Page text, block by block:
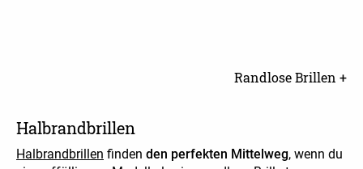
Randlose Brillen +
Halbrandbrillen
Halbrandbrillen finden den perfekten Mittelweg, wenn du